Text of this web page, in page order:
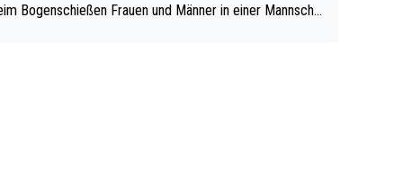
Bogenschießen Frauen und Männer in einer Mannscha